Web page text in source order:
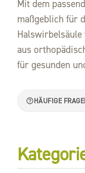
Mit dem
maßgeblich für
aus
für gesunden
HÄUFIGE